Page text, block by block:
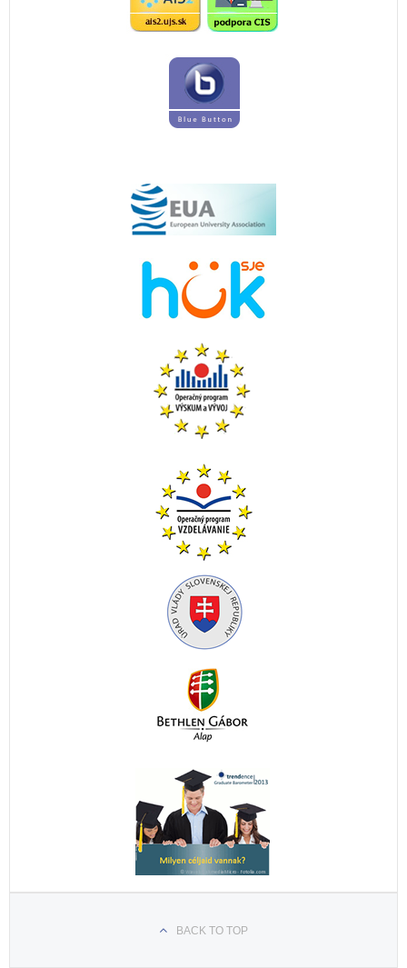
BACK TO TOP